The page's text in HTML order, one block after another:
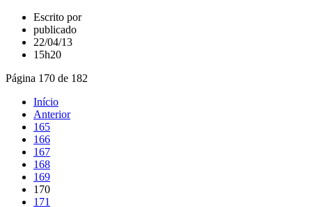
Escrito por
publicado
22/04/13
15h20
Página 170 de 182
Início
Anterior
165
166
167
168
169
170
171